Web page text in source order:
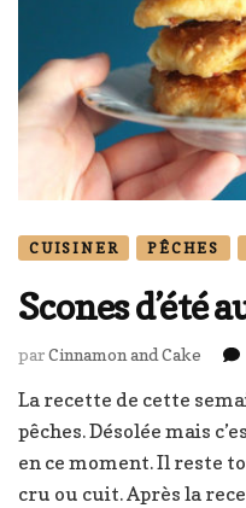
CUISINER PÊCHES
Scones d’été
parCinnamon and Cake
La recette de cette
pêches. Désolée mais
en ce moment. Il reste
cru ou cuit. Après la